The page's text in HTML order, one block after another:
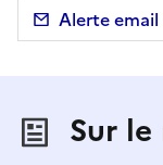
Alerte email
Sur